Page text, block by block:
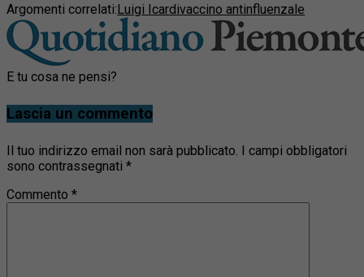
Argomenti correlati:Luigi Icardivaccino antinfluenzale
E tu cosa ne pensi?
Lascia un commento
Il tuo indirizzo email non sarà pubblicato. I campi obbligatori
sono contrassegnati *
Commento *